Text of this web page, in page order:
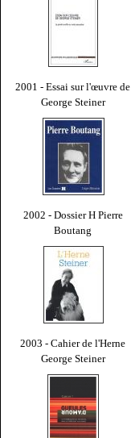
2001 - Essai sur l'œuvre de
George Steiner
2002 - Dossier H Pierre
Boutang
2003 - Cahier de l'Herne
George Steiner